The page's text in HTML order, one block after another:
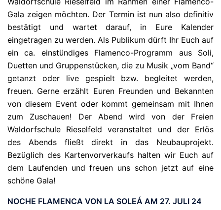
Gala zeigen möchten. Der Termin ist nun also definitiv
bestätigt und wartet darauf, in Eure Kalender
eingetragen zu werden. Als Publikum dürft Ihr Euch auf
ein ca. einstündiges Flamenco-Programm aus Soli,
Duetten und Gruppenstücken, die zu Musik „vom Band“
getanzt oder live gespielt bzw. begleitet werden,
freuen. Gerne erzählt Euren Freunden und Bekannten
von diesem Event oder kommt gemeinsam mit Ihnen
zum Zuschauen! Der Abend wird von der Freien
Waldorfschule Rieselfeld veranstaltet und der Erlös
des Abends fließt direkt in das Neubauprojekt.
Bezüglich des Kartenvorverkaufs halten wir Euch auf
dem Laufenden und freuen uns schon jetzt auf eine
schöne Gala!
NOCHE FLAMENCA VON LA SOLEÁ AM 27. JULI 24